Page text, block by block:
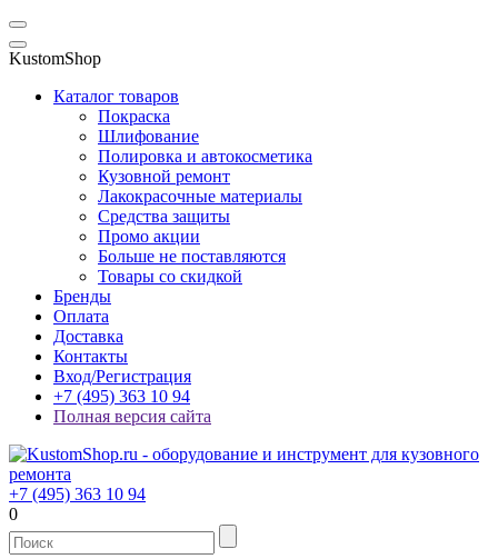
KustomShop
Каталог товаров
Покраска
Шлифование
Полировка и автокосметика
Кузовной ремонт
Лакокрасочные материалы
Средства защиты
Промо акции
Больше не поставляются
Товары со скидкой
Бренды
Оплата
Доставка
Контакты
Вход/Регистрация
+7 (495) 363 10 94
Полная версия сайта
+7 (495) 363 10 94
0